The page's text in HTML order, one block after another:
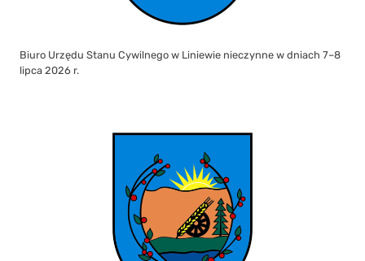
Biuro Urzędu Stanu Cywilnego w Liniewie nieczynne w dniach 7–8
lipca 2026 r.